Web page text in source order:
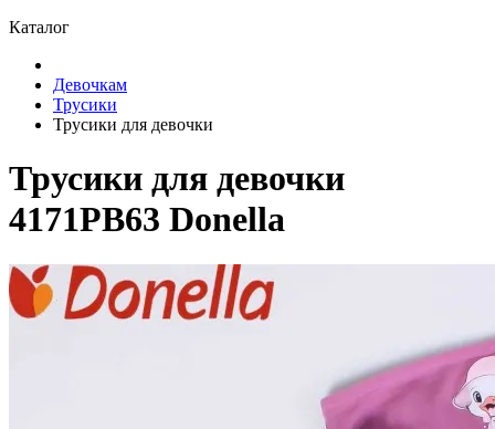
Каталог
Девочкам
Трусики
Трусики для девочки
Трусики для девочки
4171PB63 Donella